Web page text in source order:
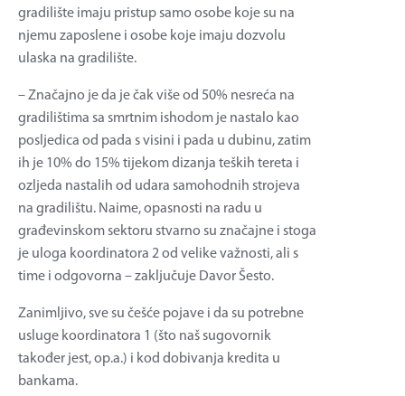
gradilište imaju pristup samo osobe koje su na
njemu zaposlene i osobe koje imaju dozvolu
ulaska na gradilište.
– Značajno je da je čak više od 50% nesreća na
gradilištima sa smrtnim ishodom je nastalo kao
posljedica od pada s visini i pada u dubinu, zatim
ih je 10% do 15% tijekom dizanja teških tereta i
ozljeda nastalih od udara samohodnih strojeva
na gradilištu. Naime, opasnosti na radu u
građevinskom sektoru stvarno su značajne i stoga
je uloga koordinatora 2 od velike važnosti, ali s
time i odgovorna – zaključuje Davor Šesto.
Zanimljivo, sve su češće pojave i da su potrebne
usluge koordinatora 1 (što naš sugovornik
također jest, op.a.) i kod dobivanja kredita u
bankama.